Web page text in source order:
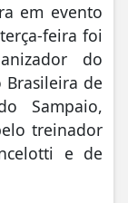
em evento
feira foi
do
Brasileira de
Sampaio,
treinador
e de